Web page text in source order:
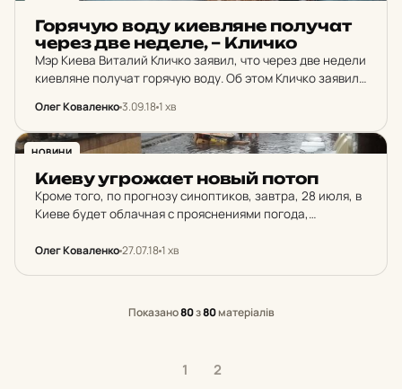
Го­ря­чую воду ки­ев­ля­не по­лу­чат
через две неделе, – Кличко
Мэр Киева Виталий Кличко заявил, что через две недели
киевляне получат горячую воду. Об этом Кличко заявил
Олег Коваленко3.09.181 хв
НОВИНИ
Киеву уг­ро­жа­ет новый потоп
Кроме того, по прогнозу синоптиков, завтра, 28 июля, в
Киеве будет облачная с прояснениями погода,
Температура ночью 17-19 °, днем ​​26-28 °.
Олег Коваленко27.07.181 хв
Показано80з80матеріалів
1 2